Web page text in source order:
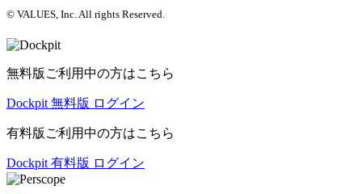
© VALUES, Inc. All rights Reserved.
無料版ご利用中の方はこちら
Dockpit 無料版 ログイン
有料版ご利用中の方はこちら
Dockpit 有料版 ログイン